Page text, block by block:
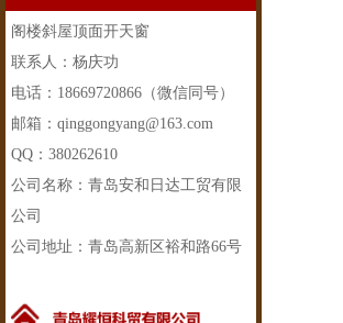
阁楼斜屋顶面开天窗
联系人：杨庆功
电话：18669720866（微信同号）
邮箱：qinggongyang@163.com
QQ：380262610
公司名称：青岛安和日达工贸有限
公司
公司地址：青岛高新区裕和路66号